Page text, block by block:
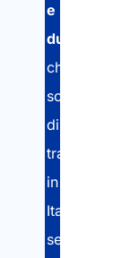
e
durature
che
scelgono
di
trasferirsi
in
Italia
senza